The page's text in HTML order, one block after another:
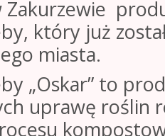
Zakurzewie
który już
miasta.
„Oskar” to
uprawę roślin